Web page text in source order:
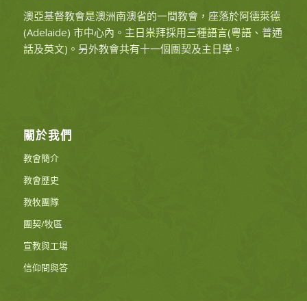
澳亞基督教會是澳洲南澳省的一間教會，座落於阿德萊德
(Adelaide) 市中心內。主日祟拜採用三種語言(粵語、普通
話及英文)。另外教會共有十一個團契及主日學。
關於我們
教會簡介
教會歷史
教牧團隊
團契/牧區
宣教與工場
信仰問與答